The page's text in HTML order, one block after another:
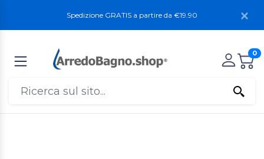
Spedizione GRATIS a partire da €19.90
0